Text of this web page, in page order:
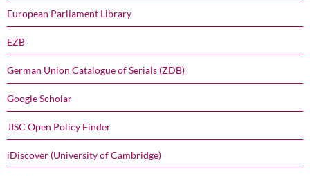
European Parliament Library
EZB
German Union Catalogue of Serials (ZDB)
Google Scholar
JISC Open Policy Finder
iDiscover (University of Cambridge)